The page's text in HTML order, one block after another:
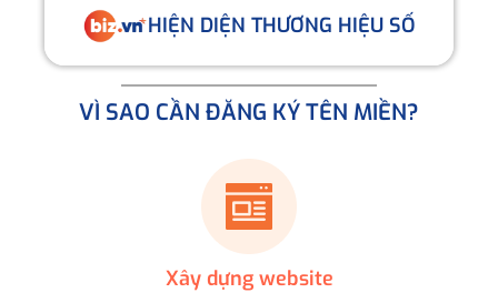
HIỆN DIỆN THƯƠNG HIỆU SỐ
VÌ SAO CẦN ĐĂNG KÝ TÊN MIỀN?
Xây dựng website